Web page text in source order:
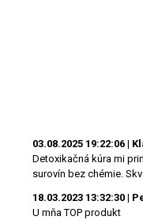
03.08.2025 19:22:06 |
Detoxikačná kúra mi
surovín bez chémie.
18.03.2023 13:32:30 |
U mňa TOP produkt